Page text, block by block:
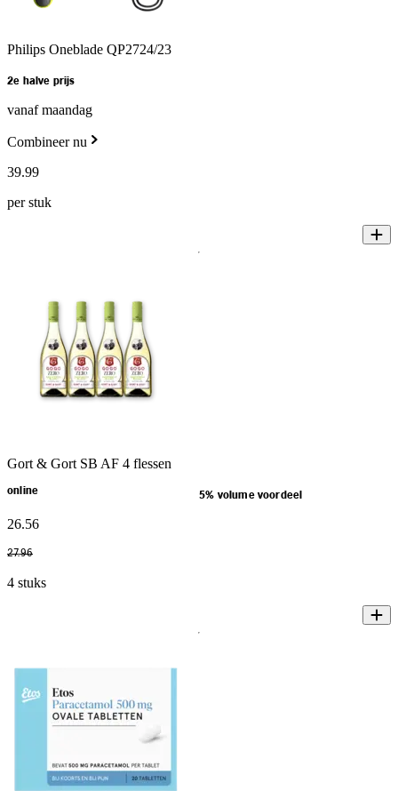
Philips Oneblade QP2724/23
2e halve prijs
vanaf maandag
Combineer nu
39.99
per stuk
Gort & Gort SB AF 4 flessen
online 5% volume voordeel
26.56
27.96
4 stuks